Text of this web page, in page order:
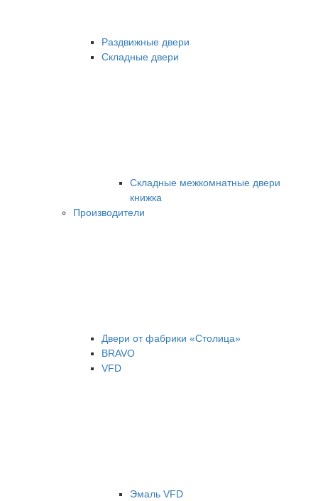
Раздвижные двери
Складные двери
Складные межкомнатные двери
книжка
Производители
Двери от фабрики «Столица»
BRAVO
VFD
Эмаль VFD